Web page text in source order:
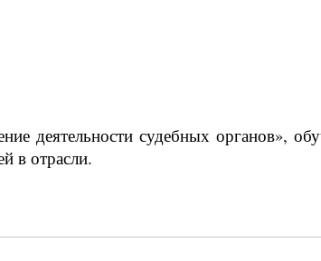
деятельности судебных органов»,
в отрасли.